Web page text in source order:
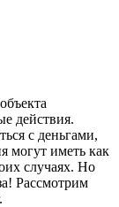
действия.
с деньгами,
могут иметь как
случаях. Но
Рассмотрим